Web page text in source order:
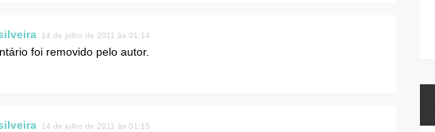
14 de julho de 2011 às 01:14
foi removido pelo autor.
14 de julho de 2011 às 01:15